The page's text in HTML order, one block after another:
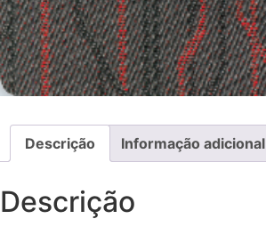
Descrição Informação adicional
Descrição